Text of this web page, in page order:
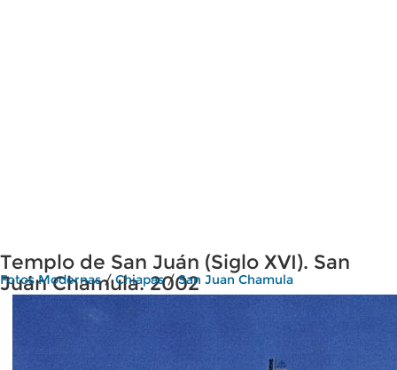
Templo de San Juán (Siglo XVI). San
Juán Chamula. 2002
Fotos Modernas/Chiapas/San Juan Chamula